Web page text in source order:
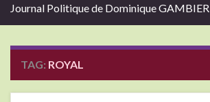
Journal Politique de Dominique GAMBIER
TAG: ROYAL